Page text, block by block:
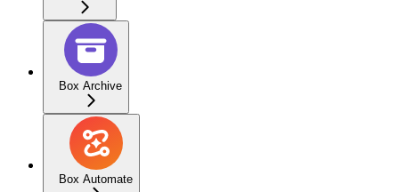
Box Archive
Box Automate